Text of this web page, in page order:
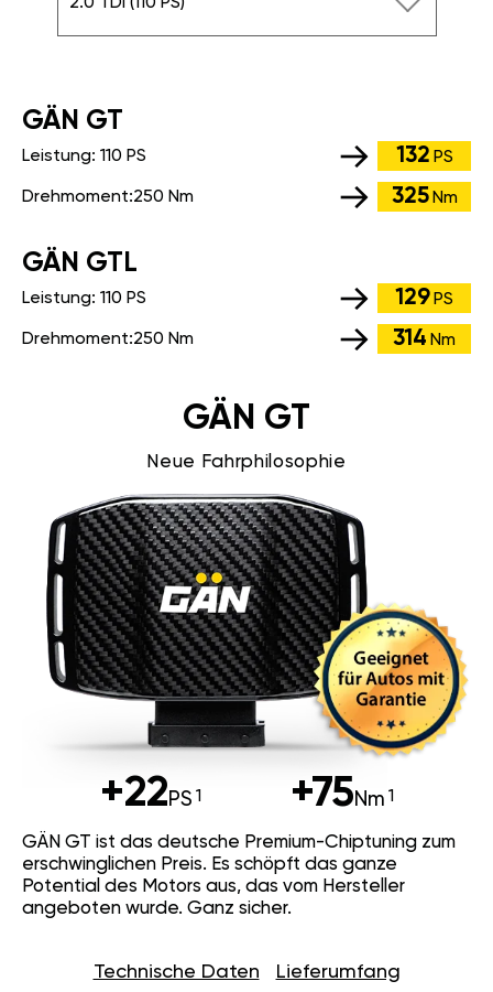
GÄN GT
Leistung: 110 PS 132 PS
Drehmoment:250 Nm 325 Nm
GÄN GTL
Leistung: 110 PS 129 PS
Drehmoment:250 Nm 314 Nm
GÄN GT
Neue Fahrphilosophie
+22PS +75Nm
GÄN GT ist das deutsche Premium-Chiptuning zum
erschwinglichen Preis. Es schöpft das ganze
Potential des Motors aus, das vom Hersteller
angeboten wurde. Ganz sicher.
Technische Daten Lieferumfang